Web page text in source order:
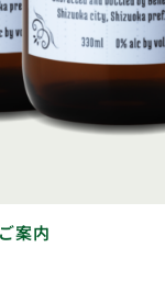
案内